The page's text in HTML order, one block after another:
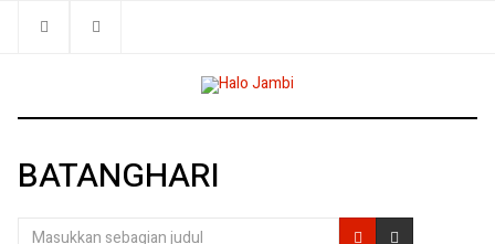
BATANGHARI
Masukkan